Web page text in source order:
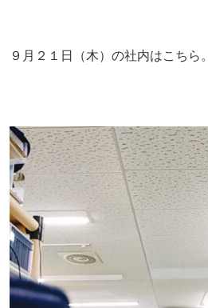
９月２１日（木）の社内はこちら。